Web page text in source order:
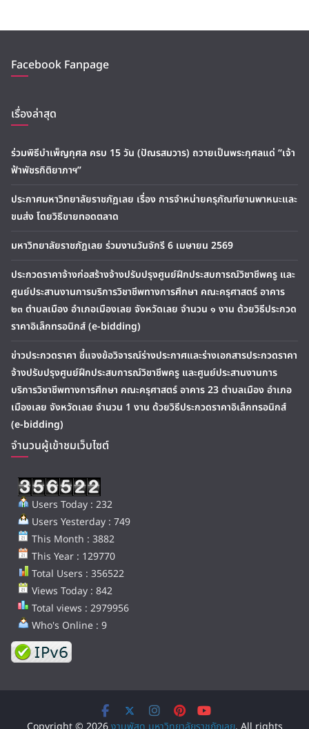
Facebook Fanpage
เรื่องล่าสุด
ร่วมพิธีบำเพ็ญกุศล ครบ 15 วัน (ปัณรสมวาร) ถวายเป็นพระกุศลแด่ “เจ้า
ฟ้าพัชรกิติยาภาฯ”
ประกาศมหาวิทยาลัยราชภัฏเลย เรื่อง การจำหน่ายครุภัณฑ์ยานพาหนะและ
ขนส่ง โดยวิธีขายทอดตลาด
มหาวิทยาลัยราชภัฏเลย ร่วมงานวันจักรี 6 เมษายน 2569
ประกวดราคาจ้างก่อสร้างจ้างปรับปรุงศูนย์ฝึกประสบการณ์วิชาชีพครู และ
ศูนย์ประสานงานการบริการวิชาชีพทางการศึกษา คณะครุศาสตร์ อาคาร
๒๓ ตำบลเมือง อำเภอเมืองเลย จังหวัดเลย จำนวน ๑ งาน ด้วยวิธีประกวด
ราคาอิเล็กทรอนิกส์ (e-bidding)
ข่าวประกวดราคา ชี้แจงข้อวิจารณ์ร่างประกาศและร่างเอกสารประกวดราคา
จ้างปรับปรุงศูนย์ฝึกประสบการณ์วิชาชีพครู และศูนย์ประสานงานการ
บริการวิชาชีพทางการศึกษา คณะครุศาสตร์ อาคาร 23 ตำบลเมือง อำเภอ
เมืองเลย จังหวัดเลย จำนวน 1 งาน ด้วยวิธีประกวดราคาอิเล็กทรอนิกส์
(e-bidding)
จำนวนผู้เข้าชมเว็บไซต์
Users Today : 232
Users Yesterday : 749
This Month : 3882
This Year : 129770
Total Users : 356522
Views Today : 842
Total views : 2979956
Who's Online : 9